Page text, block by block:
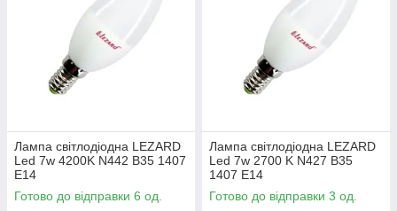
Лампа світлодіодна LEZARD
Led 7w 4200K N442 B35 1407
E14
Готово до відправки 6 од.
Лампа світлодіодна LEZARD
Led 7w 2700 K N427 B35
1407 E14
Готово до відправки 3 од.